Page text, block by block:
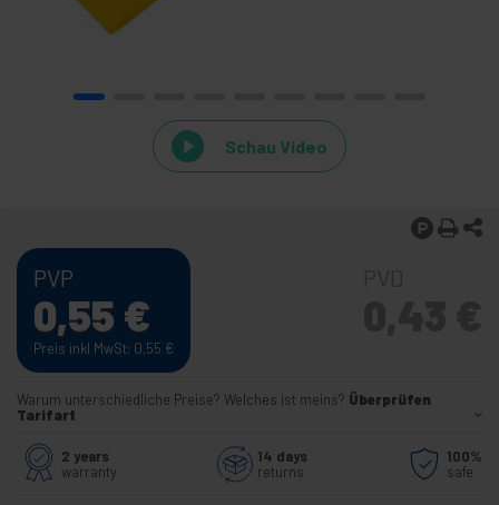
Schau Video
PVP
0,55 €
Preis inkl MwSt: 0,55 €
Warum unterschiedliche Preise? Welches ist meins? Überprüfen
Tarifart
2 years
warranty
14 days
returns
100%
safe